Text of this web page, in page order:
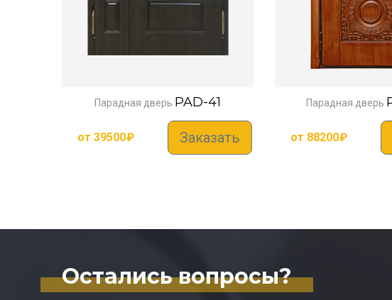
Парадная дверь PAD-41
от 39500₽ Заказать
Парадная дверь
от 88200₽
Остались вопросы?